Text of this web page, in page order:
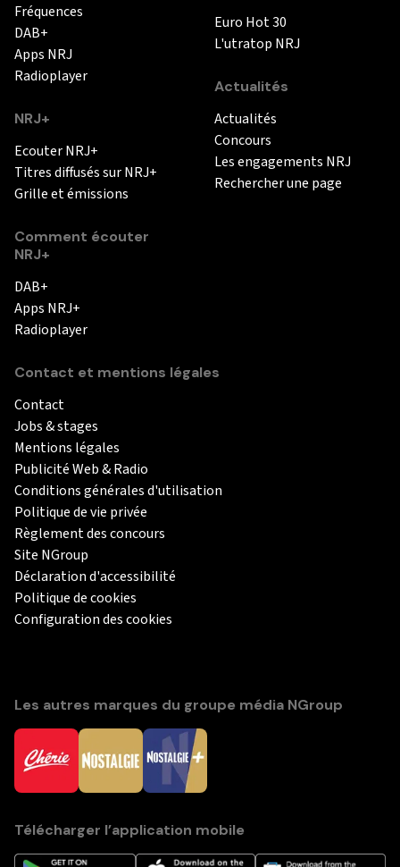
Fréquences
DAB+
Apps NRJ
Radioplayer
NRJ+
Ecouter NRJ+
Titres diffusés sur NRJ+
Grille et émissions
Comment écouter
NRJ+
DAB+
Apps NRJ+
Radioplayer
Euro Hot 30
L'utratop NRJ
Actualités
Actualités
Concours
Les engagements NRJ
Rechercher une page
Contact et mentions légales
Contact
Jobs & stages
Mentions légales
Publicité Web & Radio
Conditions générales d'utilisation
Politique de vie privée
Règlement des concours
Site NGroup
Déclaration d'accessibilité
Politique de cookies
Configuration des cookies
Les autres marques du groupe média NGroup
Télécharger l’application mobile